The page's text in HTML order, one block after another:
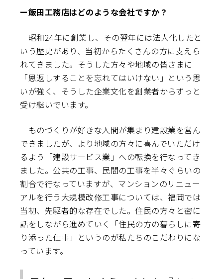
ー飯田工務店はどのような会社ですか？
昭和24年に創業し、その翌年には法人化したと
いう歴史があり、当初からたくさんの方に支えら
れてきました。そうした方々や地域の皆さまに
「恩返しすることを忘れてはいけない」という思
いが強く、そうした企業文化を創業者からずっと
受け継いでいます。
ものづくりが好きな人間が集まり建設業を営ん
できましたが、より地域の方々に喜んでいただけ
るよう「建設サービス業」への転換を行なってき
ました。公共の工事、民間の工事を半々ぐらいの
割合で行なっていますが、マンションのリニュー
アルを行う大規模改修工事については、福岡では
当初、先駆者的な存在でした。住民の方々と密に
話をしながら進めていく「住民の方の暮らしに寄
り添った仕事」というのが私たちのこだわりにな
っています。